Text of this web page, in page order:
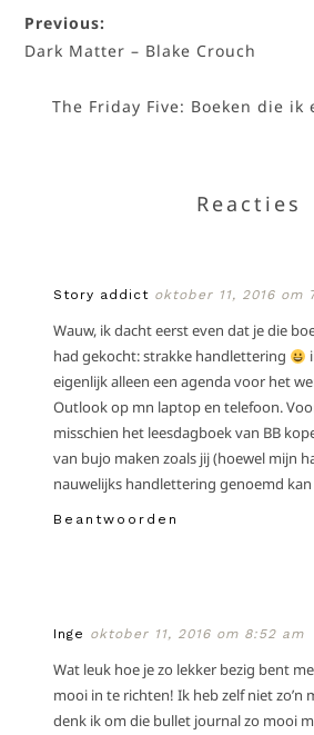
Previous:
Dark Matter – Blake Crouch
The Friday Five: Boeken die ik
Reacties
Story addict oktober 11, 2016 om
Wauw, ik dacht eerst even dat je die
had gekocht: strakke handlettering
eigenlijk alleen een agenda voor het
Outlook op mn laptop en telefoon.
misschien het leesdagboek van BB
van bujo maken zoals jij (hoewel mijn
nauwelijks handlettering genoemd
Beantwoorden
Inge oktober 11, 2016 om 8:52 am
Wat leuk hoe je zo lekker bezig bent
mooi in te richten! Ik heb zelf niet zo’n
denk ik om die bullet journal zo mooi